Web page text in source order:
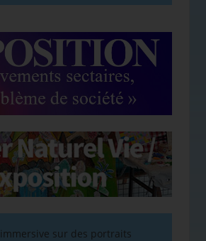
immersive sur des portraits